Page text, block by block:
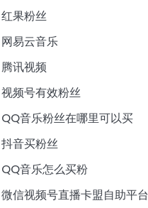
红果粉丝
网易云音乐
腾讯视频
视频号有效粉丝
QQ音乐粉丝在哪里可以买
抖音买粉丝
QQ音乐怎么买粉
微信视频号直播卡盟自助平台